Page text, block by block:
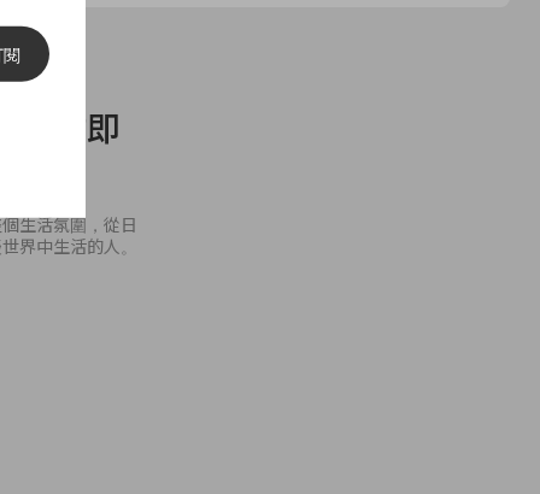
車站即
生活氛圍，從日
界中生活的人。